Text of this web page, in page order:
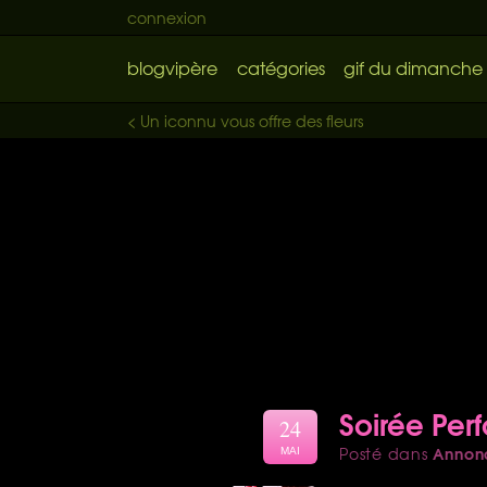
connexion
blogvipère catégories gif du dimanche
< Un iconnu vous offre des fleurs
Soirée
Posté dans
24
MAI